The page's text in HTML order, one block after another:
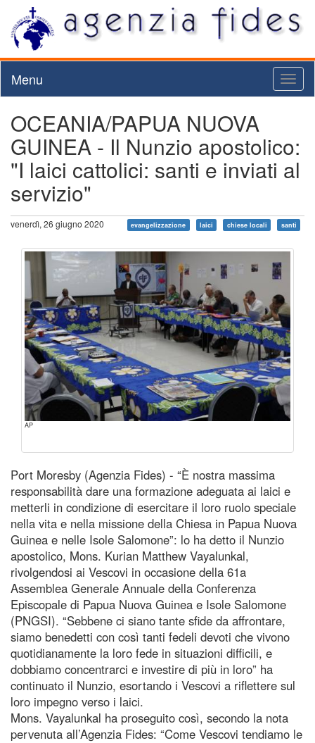
Menu
OCEANIA/PAPUA NUOVA
GUINEA - Il Nunzio apostolico:
"I laici cattolici: santi e inviati al
servizio"
venerdì, 26 giugno 2020 evangelizzazione laici chiese locali santi
AP
Port Moresby (Agenzia Fides) - “È nostra massima
responsabilità dare una formazione adeguata ai laici e
metterli in condizione di esercitare il loro ruolo speciale
nella vita e nella missione della Chiesa in Papua Nuova
Guinea e nelle Isole Salomone”: lo ha detto il Nunzio
apostolico, Mons. Kurian Matthew Vayalunkal,
rivolgendosi ai Vescovi in occasione della 61a
Assemblea Generale Annuale della Conferenza
Episcopale di Papua Nuova Guinea e Isole Salomone
(PNGSI). “Sebbene ci siano tante sfide da affrontare,
siamo benedetti con così tanti fedeli devoti che vivono
quotidianamente la loro fede in situazioni difficili, e
dobbiamo concentrarci e investire di più in loro” ha
continuato il Nunzio, esortando i Vescovi a riflettere sul
loro impegno verso i laici.
Mons. Vayalunkal ha proseguito così, secondo la nota
pervenuta all’Agenzia Fides: “Come Vescovi tendiamo le